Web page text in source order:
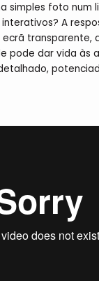
simples foto num
A
ecrã transparente,
pode dar vida às